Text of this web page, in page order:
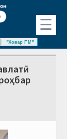
☰
"Ховар FM"